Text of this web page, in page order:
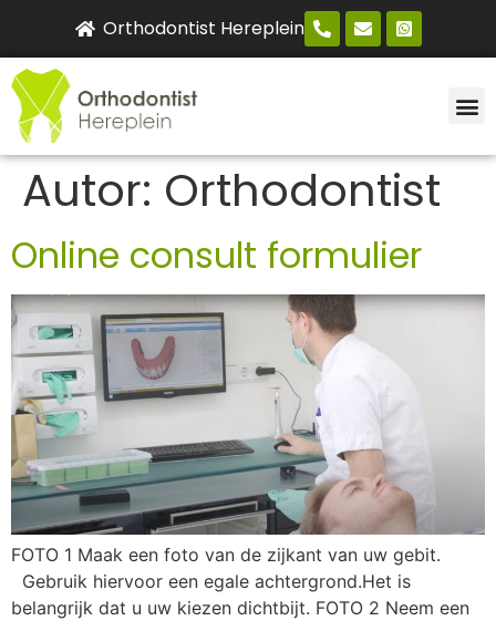
Orthodontist Hereplein
Autor: Orthodontist
Online consult formulier
FOTO 1 Maak een foto van de zijkant van uw gebit.
Gebruik hiervoor een egale achtergrond.Het is
belangrijk dat u uw kiezen dichtbijt. FOTO 2 Neem een